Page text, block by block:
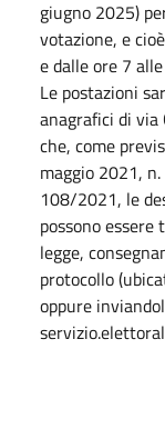
giugno 2025)
votazione, e
e dalle ore 7
Le postazioni
anagrafici di via
che, come
maggio 2021,
108/2021, le
possono
legge,
protocollo
oppure